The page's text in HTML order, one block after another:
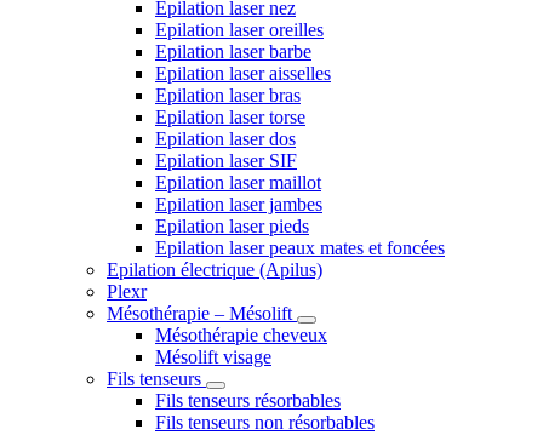
Epilation laser nez
Epilation laser oreilles
Epilation laser barbe
Epilation laser aisselles
Epilation laser bras
Epilation laser torse
Epilation laser dos
Epilation laser SIF
Epilation laser maillot
Epilation laser jambes
Epilation laser pieds
Epilation laser peaux mates et foncées
Epilation électrique (Apilus)
Plexr
Mésothérapie – Mésolift
Mésothérapie cheveux
Mésolift visage
Fils tenseurs
Fils tenseurs résorbables
Fils tenseurs non résorbables